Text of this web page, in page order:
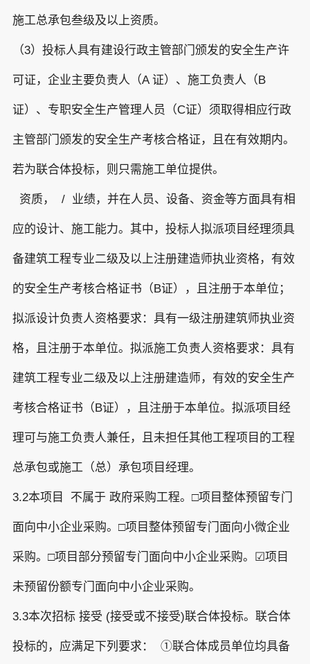
施工总承包叁级及以上资质。
（3）投标人具有建设行政主管部门颁发的安全生产许
可证，企业主要负责人（A 证）、施工负责人（B
证）、专职安全生产管理人员（C证）须取得相应行政
主管部门颁发的安全生产考核合格证，且在有效期内。
若为联合体投标，则只需施工单位提供。
资质， / 业绩，并在人员、设备、资金等方面具有相
应的设计、施工能力。其中，投标人拟派项目经理须具
备建筑工程专业二级及以上注册建造师执业资格，有效
的安全生产考核合格证书（B证），且注册于本单位；
拟派设计负责人资格要求：具有一级注册建筑师执业资
格，且注册于本单位。拟派施工负责人资格要求：具有
建筑工程专业二级及以上注册建造师，有效的安全生产
考核合格证书（B证），且注册于本单位。拟派项目经
理可与施工负责人兼任，且未担任其他工程项目的工程
总承包或施工（总）承包项目经理。
3.2本项目 不属于 政府采购工程。□项目整体预留专门
面向中小企业采购。□项目整体预留专门面向小微企业
采购。□项目部分预留专门面向中小企业采购。☑项目
未预留份额专门面向中小企业采购。
3.3本次招标 接受 (接受或不接受)联合体投标。联合体
投标的，应满足下列要求： ①联合体成员单位均具备